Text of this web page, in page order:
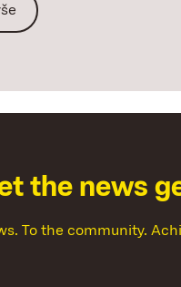
t the news g
To the community.